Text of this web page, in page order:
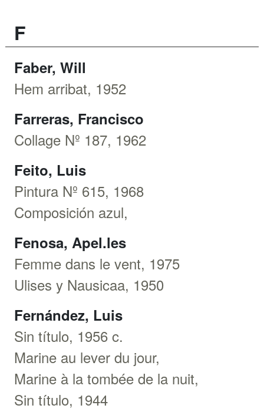
F
Faber, Will
Hem arribat, 1952
Farreras, Francisco
Collage Nº 187, 1962
Feito, Luis
Pintura Nº 615, 1968
Composición azul,
Fenosa, Apel.les
Femme dans le vent, 1975
Ulises y Nausicaa, 1950
Fernández, Luis
Sin título, 1956 c.
Marine au lever du jour,
Marine à la tombée de la nuit,
Sin título, 1944